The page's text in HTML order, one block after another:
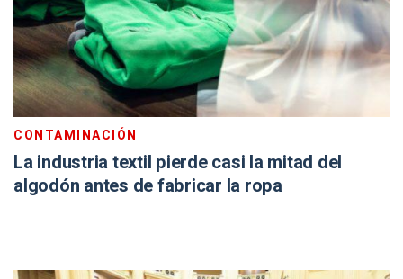
CONTAMINACIÓN
La industria textil pierde casi la mitad del
algodón antes de fabricar la ropa